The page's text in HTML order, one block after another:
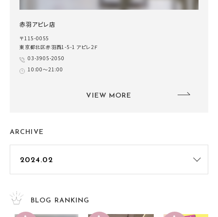
赤羽アピレ店
〒115-0055
東京都北区赤羽西1-5-1 アピレ2Ｆ
03-3905-2050
10:00～21:00
VIEW MORE
ARCHIVE
BLOG RANKING